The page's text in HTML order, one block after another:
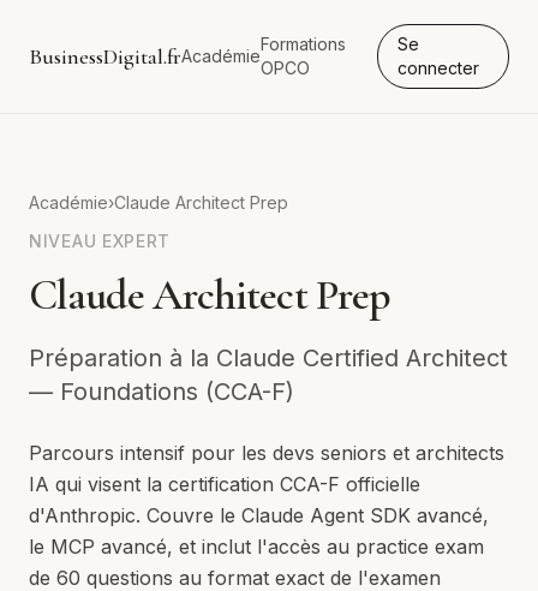
BusinessDigital.frAcadémie
Formations
OPCO
Se
connecter
Académie›Claude Architect Prep
NIVEAU EXPERT
Claude Architect Prep
Préparation à la Claude Certified Architect
— Foundations (CCA-F)
Parcours intensif pour les devs seniors et architects
IA qui visent la certification CCA-F officielle
d'Anthropic. Couvre le Claude Agent SDK avancé,
le MCP avancé, et inclut l'accès au practice exam
de 60 questions au format exact de l'examen